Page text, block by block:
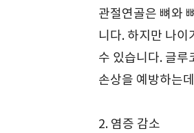
관절연골은 뼈와
니다. 하지만 나
수 있습니다. 글
손상을 예방하는
2. 염증 감소